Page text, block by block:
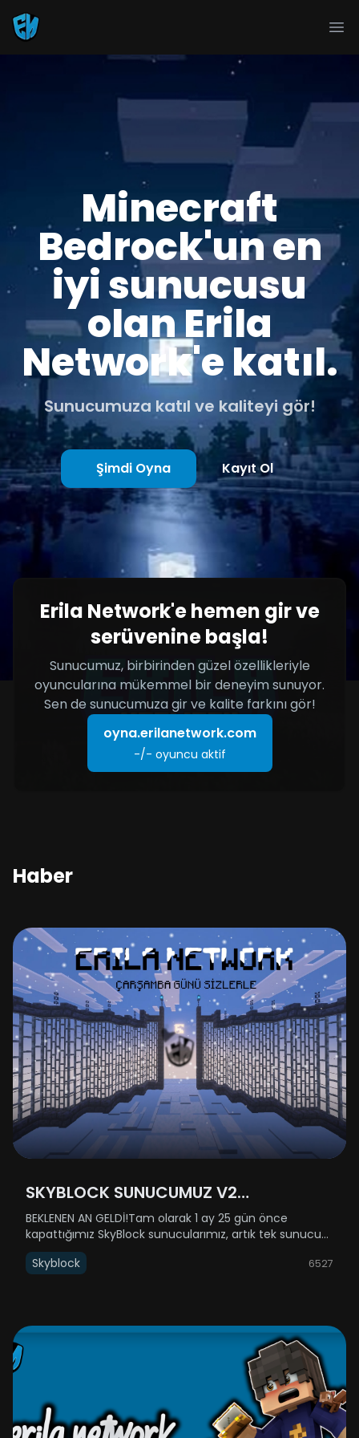
Minecraft
Bedrock'un en
iyi sunucusu
olan Erila
Network'e katıl.
Sunucumuza katıl ve kaliteyi gör!
Şimdi Oyna Kayıt Ol
Erila Network'e hemen gir ve
serüvenine başla!
Sunucumuz, birbirinden güzel özellikleriyle
oyuncularına mükemmel bir deneyim sunuyor.
Sen de sunucumuza gir ve kalite farkını gör!
oyna.erilanetwork.com
-/- oyuncu aktif
Haber
SKYBLOCK SUNUCUMUZ V2
GÜNCELLEMESİYLE AÇILIYOR!
BEKLENEN AN GELDİ!Tam olarak 1 ay 25 gün önce
kapattığımız SkyBlock sunucularımız, artık tek sunucu
halinde (SkyBlock 1-2 birleştirildi) geri dönüyor! 31 Aralık
Çarşamba günü yenilenmiş haliyle sizlere kapılarını
Skyblock 6527